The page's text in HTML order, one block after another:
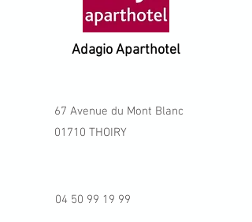
Adagio Aparthotel
67 Avenue du Mont Blanc
01710 THOIRY
04 50 99 19 99